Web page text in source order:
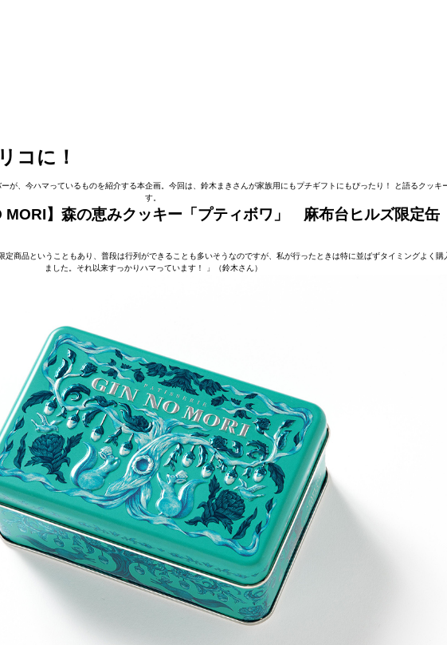
コに！
ーが、今ハマっているものを紹介する本企画。今回は、鈴木まきさんが家族用にもプチギフトにもぴったり！ と語るクッキ
す。
MORI】森の恵みクッキー「プティボワ」 麻布台ヒルズ限定缶
定商品ということもあり、普段は行列ができることも多いそうなのですが、私が行ったときは特に並ばずタイミングよく購
ました。それ以来すっかりハマっています！ 」（鈴木さん）